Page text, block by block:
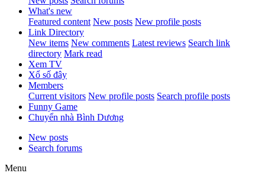
What's new
Featured content New posts New profile posts
Link Directory
New items New comments Latest reviews Search link
directory Mark read
Xem TV
Xổ số đây
Members
Current visitors New profile posts Search profile posts
Funny Game
Chuyển nhà Bình Dương
New posts
Search forums
Menu